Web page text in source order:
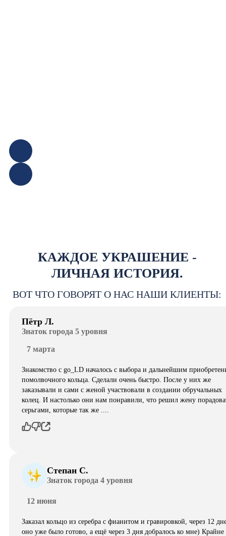
КАЖДОЕ УКРАШЕНИЕ -
ЛИЧНАЯ ИСТОРИЯ.
ВОТ ЧТО ГОВОРЯТ О НАС НАШИ КЛИЕНТЫ:
Пётр Л.
Знаток города 5 уровня
7 марта
Знакомство с go_LD началось с выбора и дальнейшим
помолвочного кольца. Сделали очень быстро. После у них же
заказывали и сами с женой участвовали в создании обручальных
колец. И настолько они нам понравили, что решил жену
серьгами, которые так же ....
Степан С.
Знаток города 4 уровня
12 июня
Заказал кольцо из серебра с фианитом и гравировкой, через 12
оно уже было готово, а ещё через 3 дня добралось ко мне) Крайне